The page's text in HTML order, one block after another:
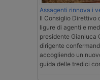
Assagenti rinnova i
Il Consiglio Direttivo
ligure di agenti e
presidente Gianluca
dirigente
accogliendo un
guida delle tredici